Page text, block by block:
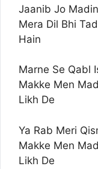
Jaanib Jo
Mera Dil Bhi
Hain
Marne Se Qabl
Makke Men
Likh De
Ya Rab Meri
Makke Men
Likh De